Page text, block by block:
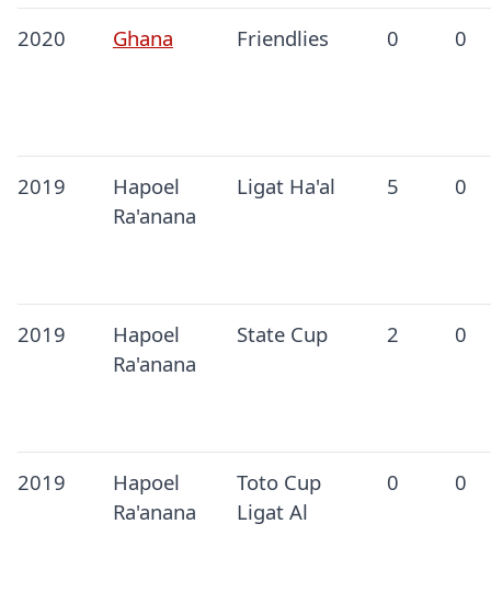
2020 Ghana Friendlies 0 0
2019
Hapoel
Ra'anana
Ligat Ha'al 5 0
2019
Hapoel
Ra'anana
State Cup 2 0
2019
Hapoel
Ra'anana
Toto Cup
Ligat Al
0 0